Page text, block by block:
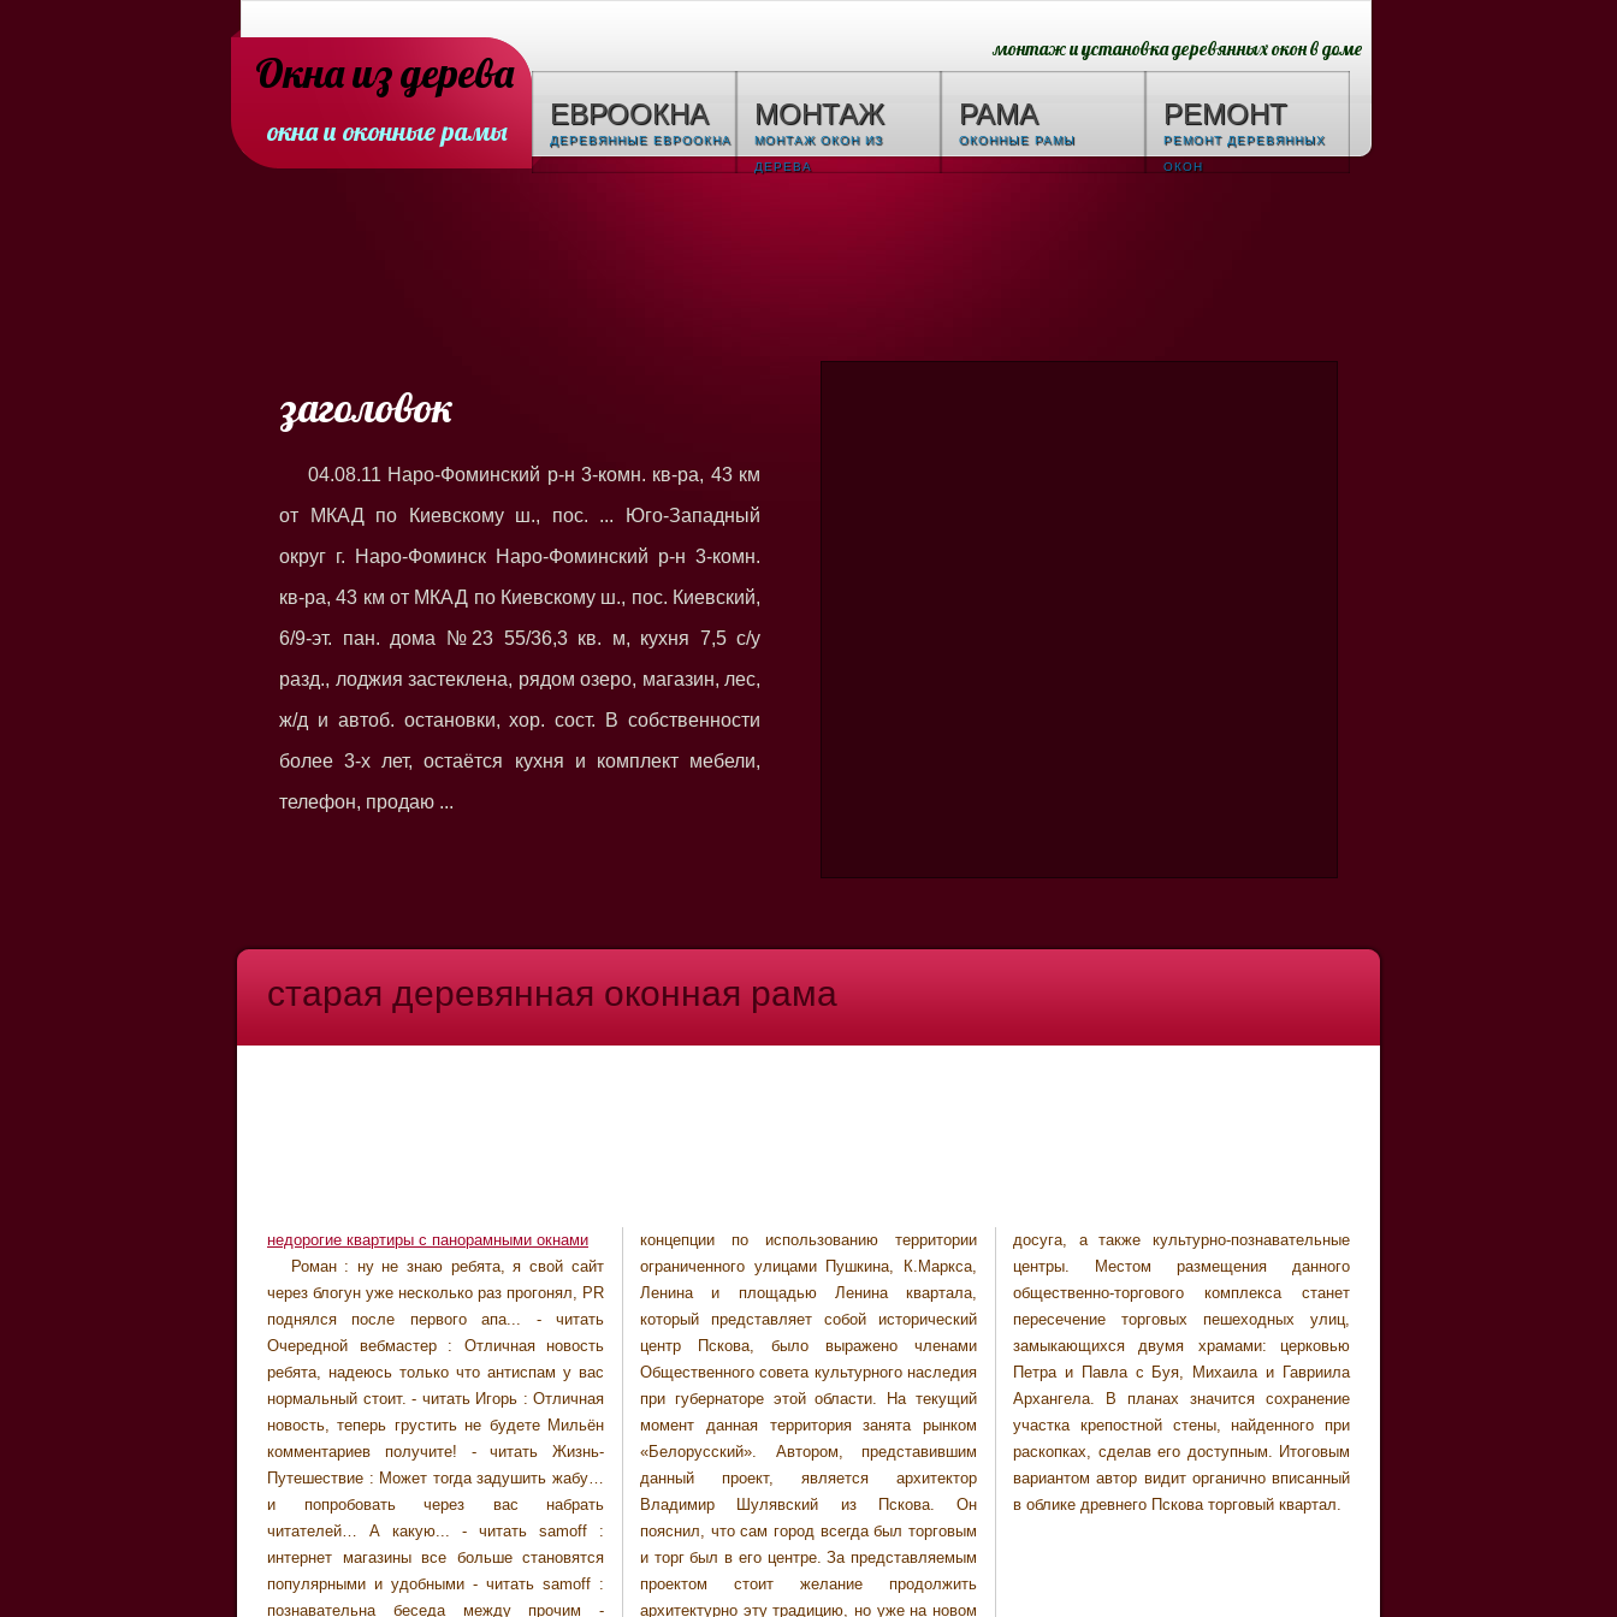
Окна из дерева
окна и оконные рамы
монтаж и установка деревянных окон в доме
ЕВРООКНА
ДЕРЕВЯННЫЕ ЕВРООКНА
МОНТАЖ
МОНТАЖ ОКОН ИЗ
ДЕРЕВА
РАМА
ОКОННЫЕ РАМЫ
РЕМОНТ
РЕМОНТ ДЕРЕВЯННЫХ
ОКОН
заголовок
04.08.11 Наро-Фоминский р-н 3-комн. кв-ра, 43 км
от МКАД по Киевскому ш., пос. ... Юго-Западный
округ г. Наро-Фоминск Наро-Фоминский р-н 3-комн.
кв-ра, 43 км от МКАД по Киевскому ш., пос. Киевский,
6/9-эт. пан. дома №23 55/36,3 кв. м, кухня 7,5 с/у
разд., лоджия застеклена, рядом озеро, магазин, лес,
ж/д и автоб. остановки, хор. сост. В собственности
более 3-х лет, остаётся кухня и комплект мебели,
телефон, продаю ...
старая деревянная оконная рама
недорогие квартиры с панорамными окнами
Роман : ну не знаю ребята, я свой сайт
через блогун уже несколько раз прогонял, PR
поднялся после первого апа... - читать
Очередной вебмастер : Отличная новость
ребята, надеюсь только что антиспам у вас
нормальный стоит. - читать Игорь : Отличная
новость, теперь грустить не будете Мильён
комментариев получите! - читать Жизнь-
Путешествие : Может тогда задушить жабу…
и попробовать через вас набрать
читателей… А какую... - читать samoff :
интернет магазины все больше становятся
популярными и удобными - читать samoff :
познавательна беседа между прочим -
концепции по использованию территории
ограниченного улицами Пушкина, К.Маркса,
Ленина и площадью Ленина квартала,
который представляет собой исторический
центр Пскова, было выражено членами
Общественного совета культурного наследия
при губернаторе этой области. На текущий
момент данная территория занята рынком
«Белорусский». Автором, представившим
данный проект, является архитектор
Владимир Шулявский из Пскова. Он
пояснил, что сам город всегда был торговым
и торг был в его центре. За представляемым
проектом стоит желание продолжить
архитектурно эту традицию, но уже на новом
досуга, а также культурно-познавательные
центры. Местом размещения данного
общественно-торгового комплекса станет
пересечение торговых пешеходных улиц,
замыкающихся двумя храмами: церковью
Петра и Павла с Буя, Михаила и Гавриила
Архангела. В планах значится сохранение
участка крепостной стены, найденного при
раскопках, сделав его доступным. Итоговым
вариантом автор видит органично вписанный
в облике древнего Пскова торговый квартал.